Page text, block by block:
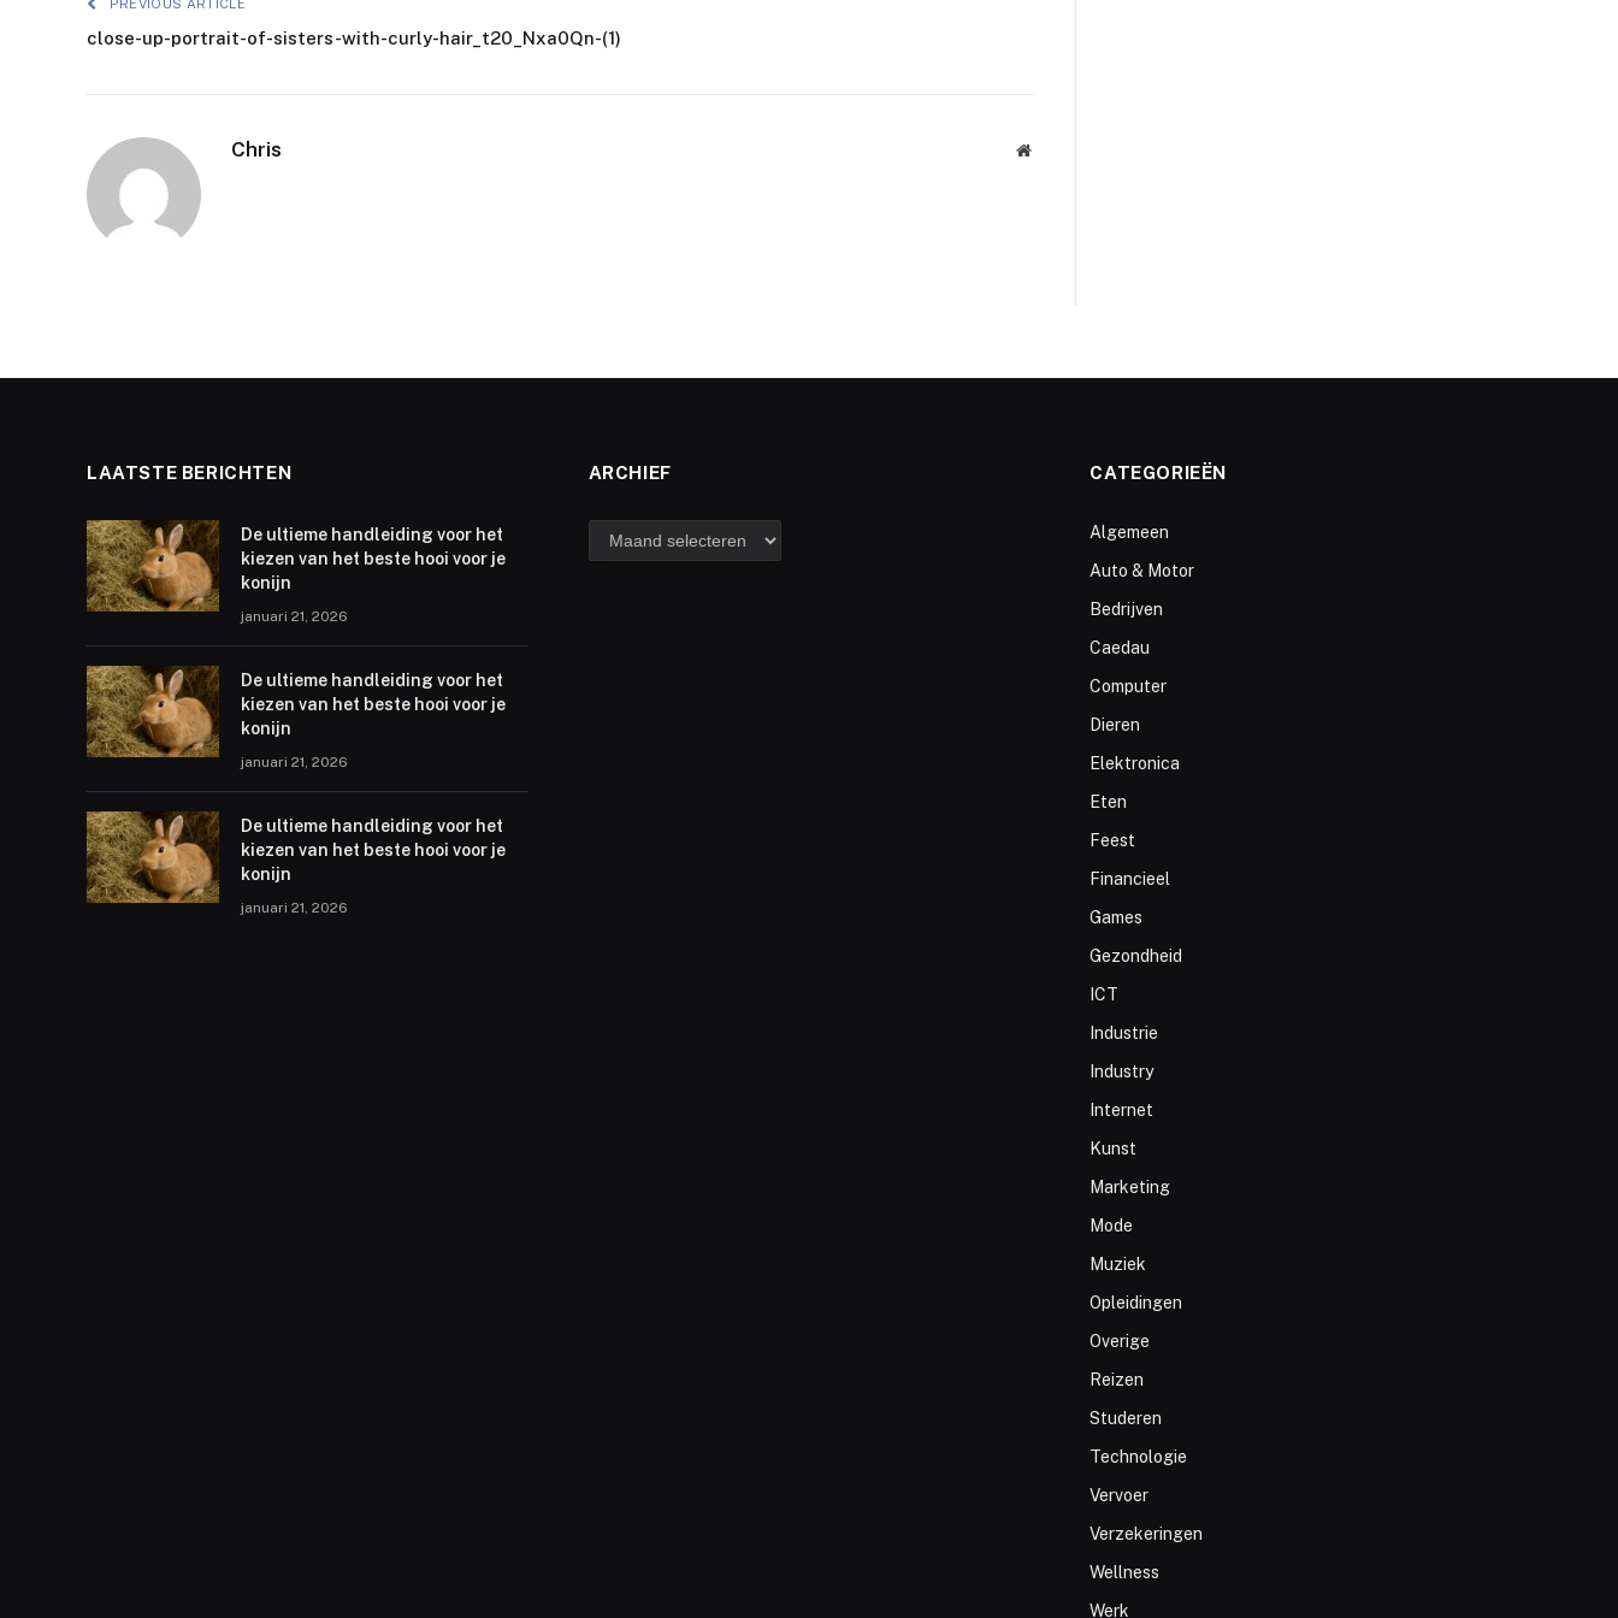
PREVIOUS ARTICLE
close-up-portrait-of-sisters-with-curly-hair_t20_Nxa0Qn-(1)
Chris Website
LAATSTE BERICHTEN
De ultieme handleiding voor het
kiezen van het beste hooi voor je
konijn
januari 21, 2026
De ultieme handleiding voor het
kiezen van het beste hooi voor je
konijn
januari 21, 2026
De ultieme handleiding voor het
kiezen van het beste hooi voor je
konijn
januari 21, 2026
ARCHIEF
archief
CATEGORIEËN
Algemeen
Auto & Motor
Bedrijven
Caedau
Computer
Dieren
Elektronica
Eten
Feest
Financieel
Games
Gezondheid
ICT
Industrie
Industry
Internet
Kunst
Marketing
Mode
Muziek
Opleidingen
Overige
Reizen
Studeren
Technologie
Vervoer
Verzekeringen
Wellness
Werk